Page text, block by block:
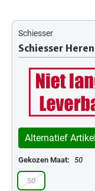
Schiesser
Schiesser
Alternatief
Gekozen Maat: 50
50